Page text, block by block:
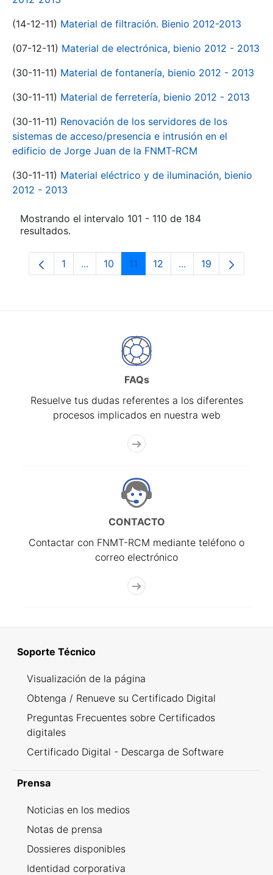
(14-12-11) Material de filtración. Bienio 2012-2013
(07-12-11) Material de electrónica, bienio 2012 - 2013
(30-11-11) Material de fontanería, bienio 2012 - 2013
(30-11-11) Material de ferretería, bienio 2012 - 2013
(30-11-11) Renovación de los servidores de los
sistemas de acceso/presencia e intrusión en el
edificio de Jorge Juan de la FNMT-RCM
(30-11-11) Material eléctrico y de iluminación, bienio
2012 - 2013
Mostrando el intervalo 101 - 110 de 184
resultados.
Página
1 ...Páginas intermedias Use TAB para
Página
10 Página
11 Página
12 ...PáginasPágina
19
FAQs
Resuelve tus dudas referentes a los diferentes
procesos implicados en nuestra web
CONTACTO
Contactar con FNMT-RCM mediante teléfono o
correo electrónico
Soporte Técnico
Visualización de la página
Obtenga / Renueve su Certificado Digital
Preguntas Frecuentes sobre Certificados
digitales
Certificado Digital - Descarga de Software
Prensa
Noticias en los medios
Notas de prensa
Dossieres disponibles
Identidad corporativa